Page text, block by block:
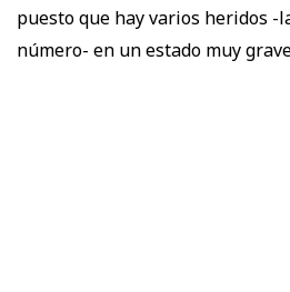
puesto que hay varios heridos -
número- en un estado muy